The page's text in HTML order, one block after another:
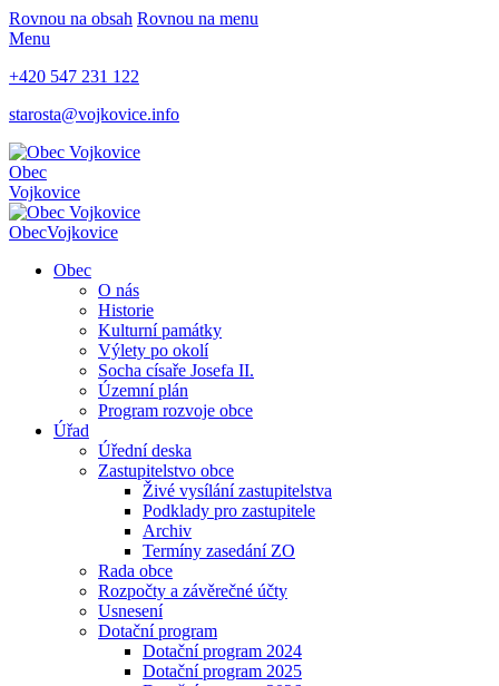
Rovnou na obsah Rovnou na menu
Menu
+420 547 231 122
starosta@vojkovice.info
Obec
Vojkovice
ObecVojkovice
Obec
O nás
Historie
Kulturní památky
Výlety po okolí
Socha císaře Josefa II.
Územní plán
Program rozvoje obce
Úřad
Úřední deska
Zastupitelstvo obce
Živé vysílání zastupitelstva
Podklady pro zastupitele
Archiv
Termíny zasedání ZO
Rada obce
Rozpočty a závěrečné účty
Usnesení
Dotační program
Dotační program 2024
Dotační program 2025